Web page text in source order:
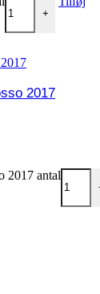
+
2017
2017 antal